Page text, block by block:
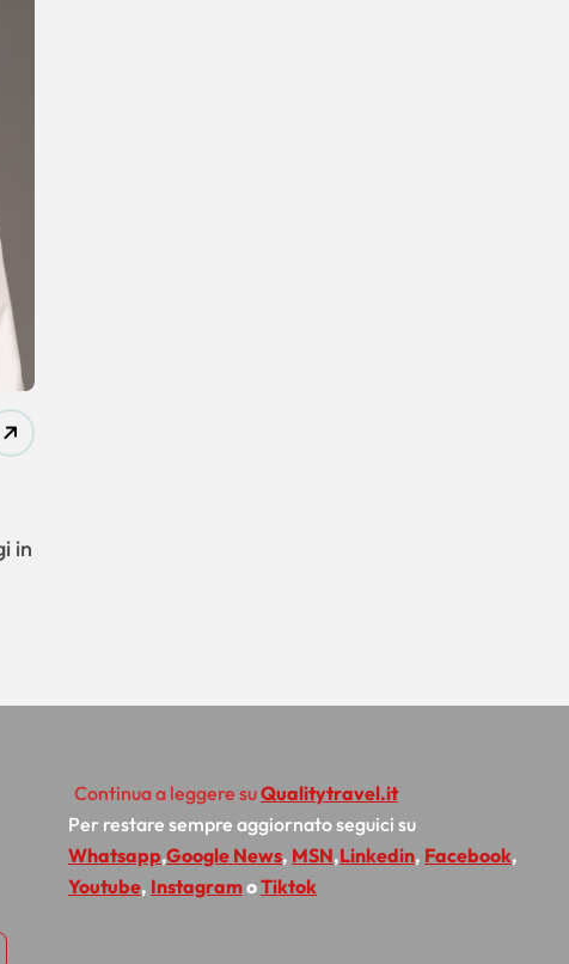
Continua a leggere suQualitytravel.it
Per restare sempre aggiornato seguici su
Whatsapp,Google News, MSN,Linkedin, Facebook,
Youtube, InstagramoTiktok